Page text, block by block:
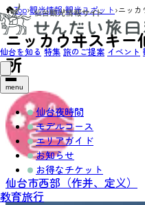
仙台を知る 特集 旅のご提案 イベント
menu
仙台夜時間
モデルコース
エリアガイド
お知らせ
お得なチケット
教育旅行
Top›観光情報›観光スポット›ニッ
ニッカウヰスキー
所
仙台市西部（作并、定义）